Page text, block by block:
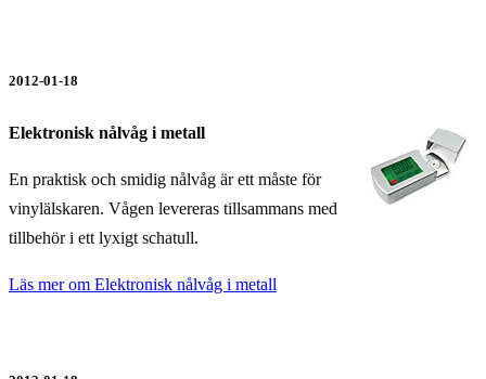
2012-01-18
Elektronisk nålvåg i metall
En praktisk och smidig nålvåg är ett måste för
vinylälskaren. Vågen levereras tillsammans med
tillbehör i ett lyxigt schatull.
Läs mer om Elektronisk nålvåg i metall